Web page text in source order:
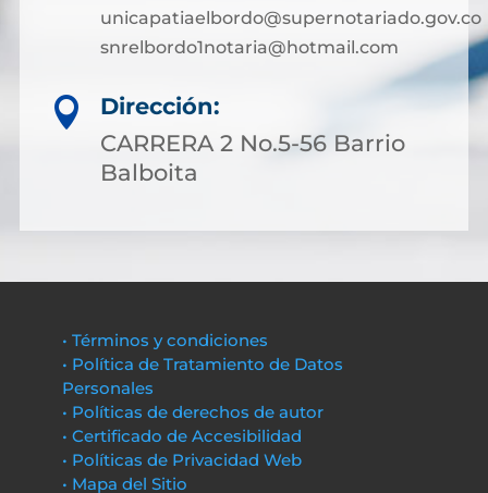
unicapatiaelbordo@supernotariado.gov.co
snrelbordo1notaria@hotmail.com

Dirección:
CARRERA 2 No.5-56 Barrio
Balboita
• Términos y condiciones
• Política de Tratamiento de Datos
Personales
• Políticas de derechos de autor
• Certificado de Accesibilidad
• Políticas de Privacidad Web
• Mapa del Sitio